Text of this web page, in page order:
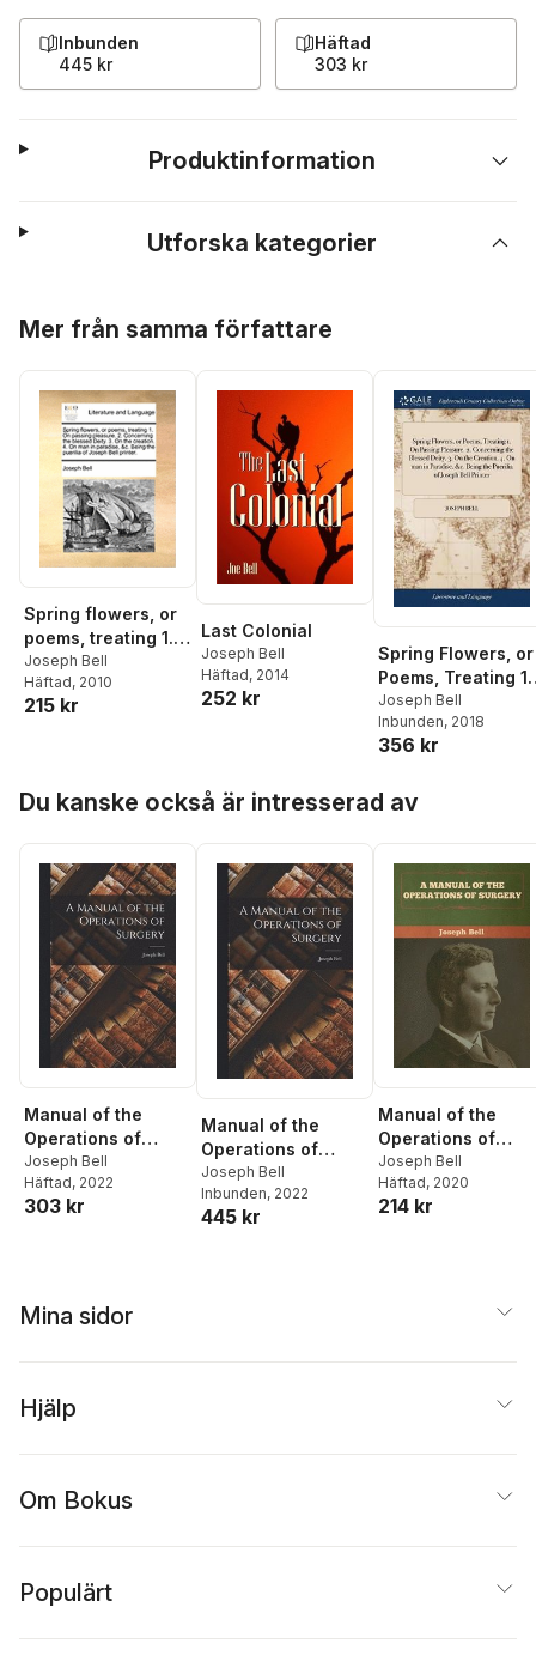
Inbunden
445 kr
Häftad
303 kr
Produktinformation
Utforska kategorier
Mer från samma författare
Spring flowers, or
poems, treating 1.
On passing
pleasure. 2.
Concerning the
&c. Being the
Joseph Bell
Häftad, 2010
215 kr
Last Colonial
Joseph Bell
Häftad, 2014
252 kr
Spring Flowers, or
Poems, Treating 1.
On Passing
Pleasure. 2.
Concerning the
the Creation. 4.
&c. Being the
Puerilia of Joseph
Bell Printer
Joseph Bell
Inbunden, 2018
356 kr
Du kanske också är intresserad av
Manual of the
Operations of
Surgery
Joseph Bell
Häftad, 2022
303 kr
Manual of the
Operations of
Surgery
Joseph Bell
Inbunden, 2022
445 kr
Manual of the
Operations of
Surgery
Joseph Bell
Häftad, 2020
214 kr
Mina sidor
Hjälp
Om Bokus
Populärt